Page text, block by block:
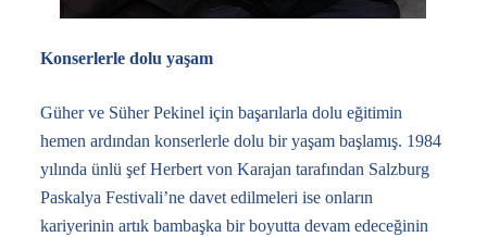
Konserlerle dolu yaşam
Güher ve Süher Pekinel için başarılarla dolu eğitimin
hemen ardından konserlerle dolu bir yaşam başlamış. 1984
yılında ünlü şef Herbert von Karajan tarafından Salzburg
Paskalya Festivali’ne davet edilmeleri ise onların
kariyerinin artık bambaşka bir boyutta devam edeceğinin